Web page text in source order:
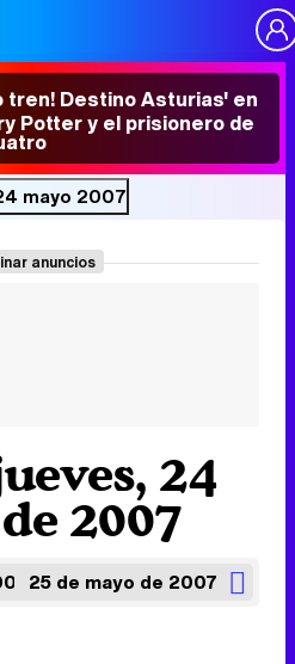
tren! Destino Asturias' en
Potter y el prisionero de
mayo 2007
anuncios
24
2007
25 de mayo de 2007